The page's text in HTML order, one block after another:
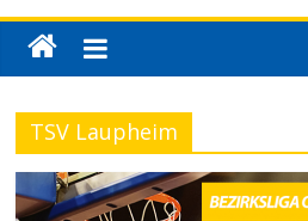
TSV Laupheim